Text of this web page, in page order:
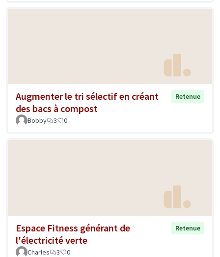
Augmenter le tri sélectif en créant
des bacs à compost
Retenue
Bobby 3 0
Espace Fitness générant de
l'électricité verte
Retenue
Charles 3 0